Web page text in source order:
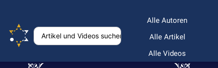
Alle Autoren
Alle Artikel
Alle Videos